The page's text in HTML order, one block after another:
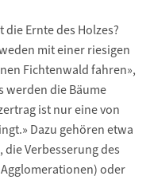
Ernte des Holzes?
mit einer riesigen
Fichtenwald fahren»,
werden die Bäume
ist nur eine von
Dazu gehören etwa
Verbesserung des
oder